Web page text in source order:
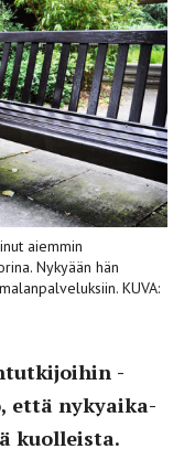
aiemmin
Nykyään hän
KUVA:
että nyky­aika­
kuolleista.